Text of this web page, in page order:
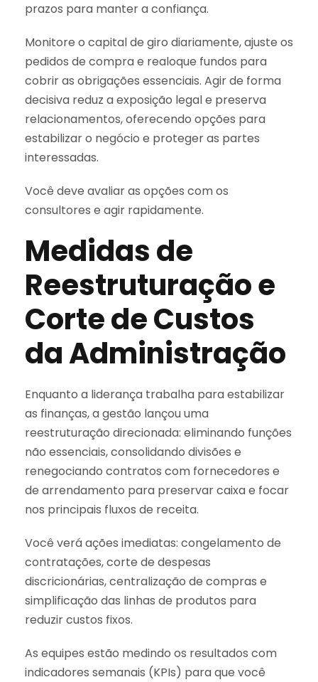
prazos para manter a confiança.
Monitore o capital de giro diariamente, ajuste os
pedidos de compra e realoque fundos para
cobrir as obrigações essenciais. Agir de forma
decisiva reduz a exposição legal e preserva
relacionamentos, oferecendo opções para
estabilizar o negócio e proteger as partes
interessadas.
Você deve avaliar as opções com os
consultores e agir rapidamente.
Medidas de
Reestruturação e
Corte de Custos
da Administração
Enquanto a liderança trabalha para estabilizar
as finanças, a gestão lançou uma
reestruturação direcionada: eliminando funções
não essenciais, consolidando divisões e
renegociando contratos com fornecedores e
de arrendamento para preservar caixa e focar
nos principais fluxos de receita.
Você verá ações imediatas: congelamento de
contratações, corte de despesas
discricionárias, centralização de compras e
simplificação das linhas de produtos para
reduzir custos fixos.
As equipes estão medindo os resultados com
indicadores semanais (KPIs) para que você